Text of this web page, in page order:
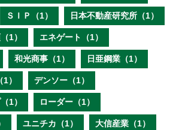
ＳＩＰ（1） 日本不動産研究所（1）
1） エネゲート（1）
和光商事（1） 日亜鋼業（1）
） デンソー（1）
1） ローダー（1）
ユニチカ（1） 大信産業（1）